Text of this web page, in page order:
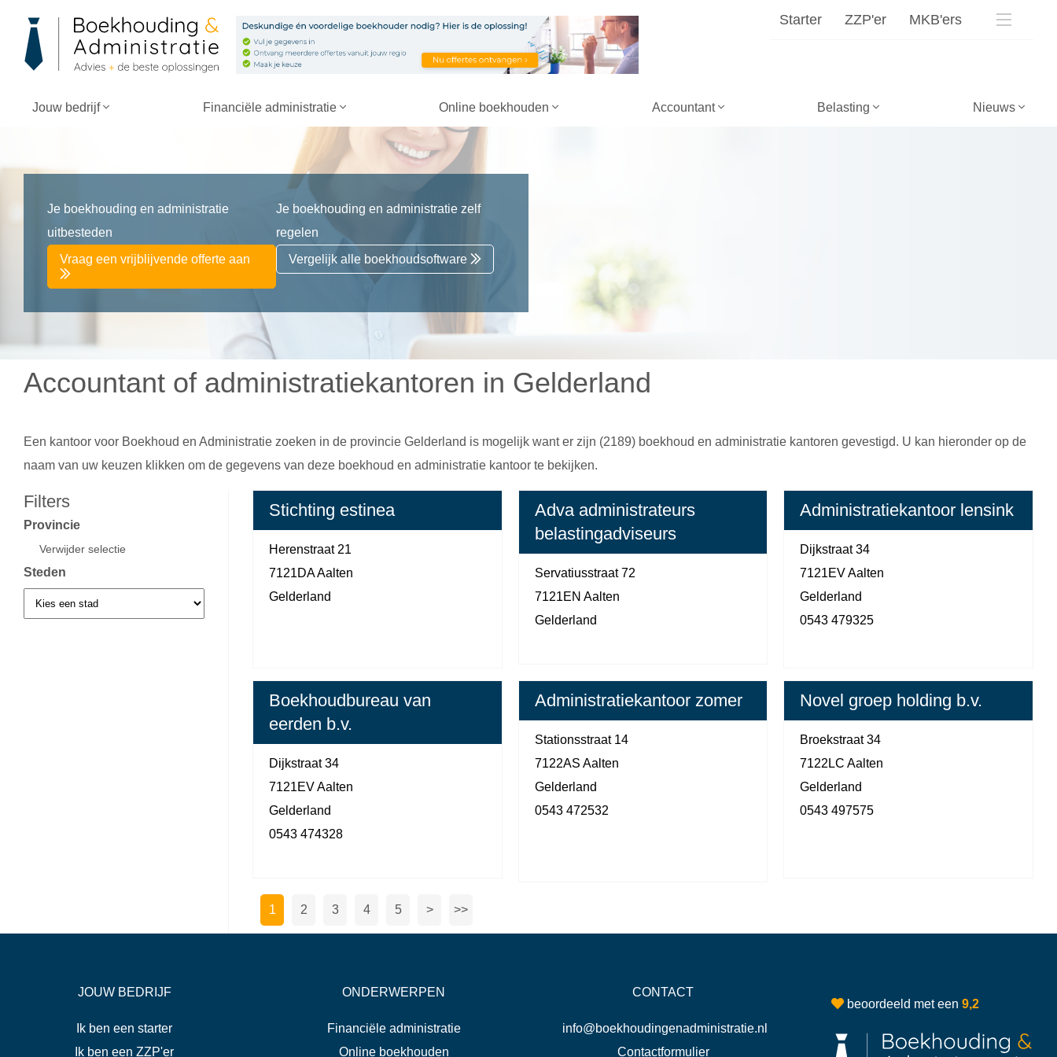
Starter ZZP'er MKB'ers
Jouw bedrijf Financiële administratie Online boekhouden Accountant Belasting Nieuws
Je boekhouding en administratie
uitbesteden
Vraag een vrijblijvende offerte aan
Je boekhouding en administratie zelf
regelen
Vergelijk alle boekhoudsoftware
Accountant of administratiekantoren in Gelderland
Een kantoor voor Boekhoud en Administratie zoeken in de provincie Gelderland is mogelijk want er zijn (2189) boekhoud en administratie kantoren gevestigd. U kan hieronder op de
naam van uw keuzen klikken om de gegevens van deze boekhoud en administratie kantoor te bekijken.
Filters
Provincie
Verwijder selectie
Steden
Stichting estinea
Herenstraat 21
7121DA Aalten
Gelderland
Adva administrateurs
belastingadviseurs
Servatiusstraat 72
7121EN Aalten
Gelderland
Administratiekantoor lensink
Dijkstraat 34
7121EV Aalten
Gelderland
0543 479325
Boekhoudbureau van
eerden b.v.
Dijkstraat 34
7121EV Aalten
Gelderland
0543 474328
Administratiekantoor zomer
Stationsstraat 14
7122AS Aalten
Gelderland
0543 472532
Novel groep holding b.v.
Broekstraat 34
7122LC Aalten
Gelderland
0543 497575
1 2 3 4 5 > >>
JOUW BEDRIJF
Ik ben een starter
Ik ben een ZZP'er
ONDERWERPEN
Financiële administratie
Online boekhouden
CONTACT
info@boekhoudingenadministratie.nl
Contactformulier
beoordeeld met een9,2